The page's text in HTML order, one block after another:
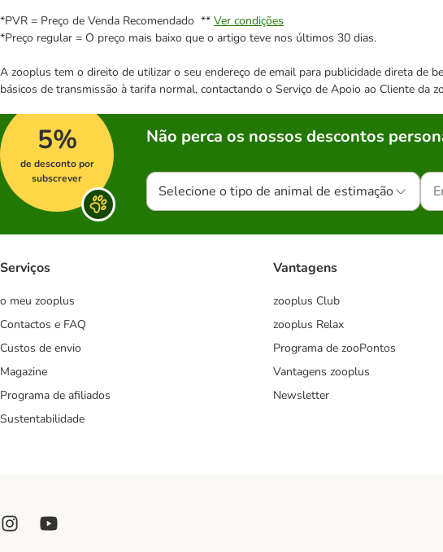
*PVR = Preço de Venda Recomendado ** Ver condições
*Preço regular = O preço mais baixo que o artigo teve nos últimos 30 dias.
A zooplus tem o direito de utilizar o seu endereço de email para publicidade direta de
básicos de transmissão à tarifa normal, contactando o Serviço de Apoio ao Cliente da
5%
de desconto por
subscrever
Não perca os nossos descontos
Selecione o tipo de animal de estimação
Serviços
o meu zooplus
Contactos e FAQ
Custos de envio
Magazine
Programa de afiliados
Sustentabilidade
Vantagens
zooplus Club
zooplus Relax
Programa de zooPontos
Vantagens zooplus
Newsletter